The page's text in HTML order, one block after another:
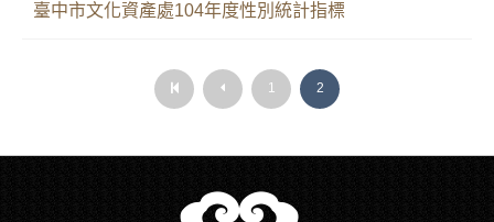
臺中市文化資產處104年度性別統計指標
第
一
第
一
頁
上
一
上
頁
1 2